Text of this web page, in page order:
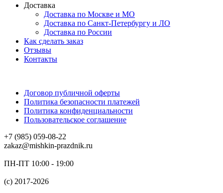
Доставка
Доставка по Москве и МО
Доставка по Санкт-Петербургу и ЛО
Доставка по России
Как сделать заказ
Отзывы
Контакты
Договор публичной оферты
Политика безопасности платежей
Политика конфиденциальности
Пользовательское соглашение
+7 (985) 059-08-22
zakaz@mishkin-prazdnik.ru
ПН-ПТ 10:00 - 19:00
(c) 2017-2026